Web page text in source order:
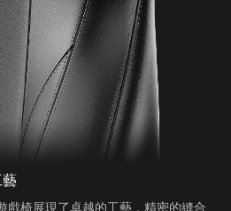
戲椅展現了卓越的工藝，精密的縫合